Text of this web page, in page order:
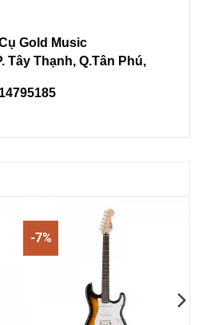
Gold Music
Tây Thạnh, Q.Tân Phú,
-7%